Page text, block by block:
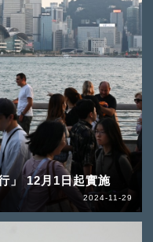
」 12月1日起實施
2024-11-29